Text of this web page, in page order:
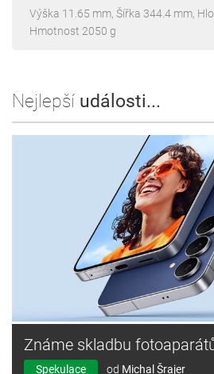
Výška 11.65 mm, Šířka 344.4 mm,
Hmotnost 2050 g
Nejlepší události...
Známe skladbu
Spekulace od Michal Šrajer